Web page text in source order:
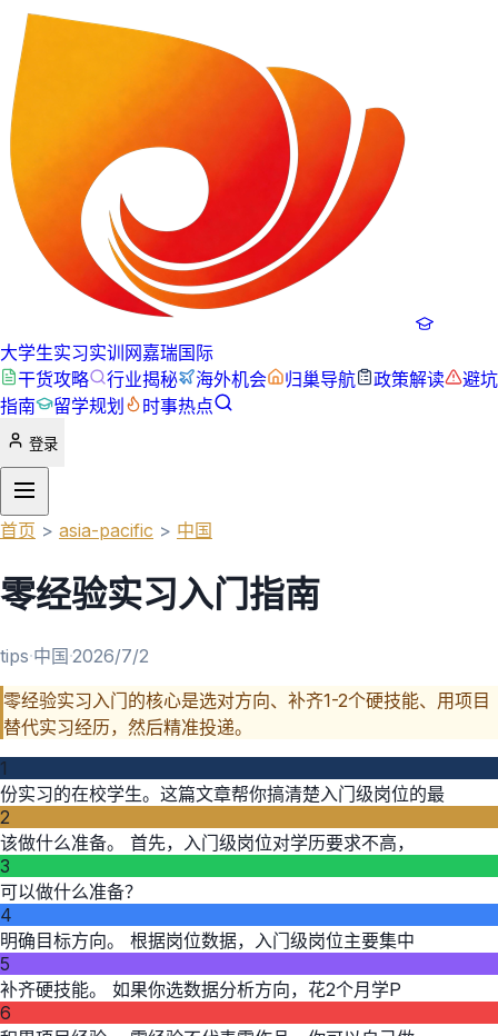
大学生实习实训网嘉瑞国际
干货攻略
行业揭秘 海外机会 归巢导航 政策解读
避坑
指南
留学规划 时事热点
登录
首页 > asia-pacific > 中国
零经验实习入门指南
tips·中国·2026/7/2
零经验实习入门的核心是选对方向、补齐1-2个硬技能、用项目
替代实习经历，然后精准投递。
1
份实习的在校学生。这篇文章帮你搞清楚入门级岗位的最
2
该做什么准备。 首先，入门级岗位对学历要求不高，
3
可以做什么准备？
4
明确目标方向。 根据岗位数据，入门级岗位主要集中
5
补齐硬技能。 如果你选数据分析方向，花2个月学P
6